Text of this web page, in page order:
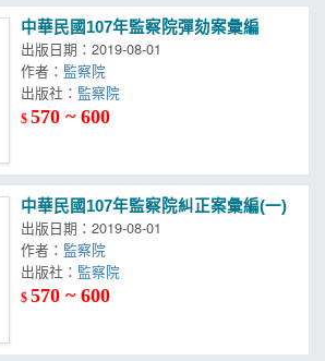
中華民國107年監察院彈劾案彙編
出版日期：2019-08-01
作者： 監察院
出版社：
$570 ~ 600
中華民國107年監察院糾正案彙編(一)
出版日期：2019-08-01
作者： 監察院
出版社：
$570 ~ 600